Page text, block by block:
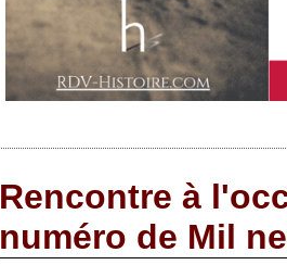
Rencontre à
numéro de Mil